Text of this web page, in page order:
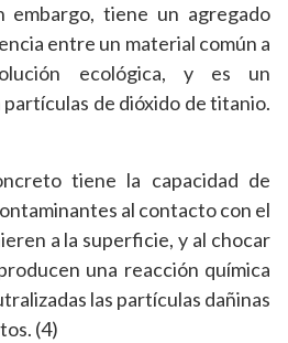
embargo, tiene un agregado
entre un material común a
ecológica, y es un
de dióxido de titanio.
tiene la capacidad de
al contacto con el
a la superficie, y al chocar
una reacción química
las partículas dañinas
(4)